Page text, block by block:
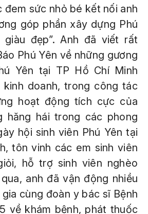
đem sức nhỏ bé kết nối anh
góp phần xây dựng Phú
giàu đẹp”. Anh đã viết rất
Phú Yên về những gương
Yên tại TP Hồ Chí Minh
doanh, trong công tác
hoạt động tích cực của
hăng hái trong các phong
hội sinh viên Phú Yên tại
tôn vinh các em sinh viên
hỗ trợ sinh viên nghèo
anh đã vận động nhiều
cùng đoàn y bác sĩ Bệnh
về khám bệnh, phát thuốc